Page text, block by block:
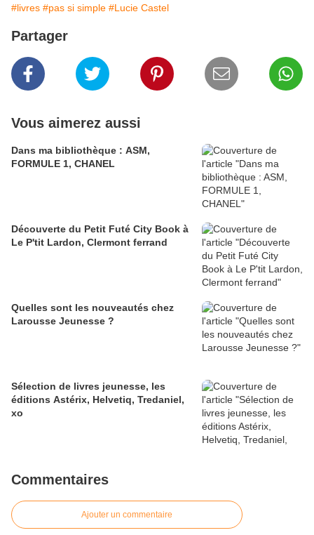
#livres #pas si simple #Lucie Castel
Partager
Vous aimerez aussi
Dans ma bibliothèque : ASM,
FORMULE 1, CHANEL
Découverte du Petit Futé City Book à
Le P'tit Lardon, Clermont ferrand
Quelles sont les nouveautés chez
Larousse Jeunesse ?
Sélection de livres jeunesse, les
éditions Astérix, Helvetiq, Tredaniel,
xo
Commentaires
Ajouter un commentaire